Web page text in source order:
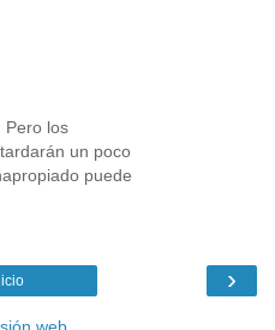
Pero los
un poco
puede
›